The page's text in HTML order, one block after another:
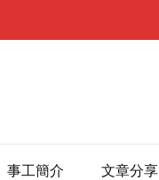
事工簡介 文章分享